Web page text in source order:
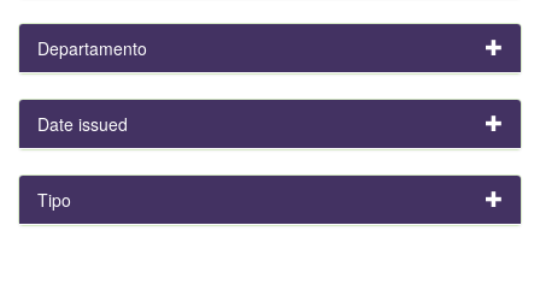
Departamento
Date issued
Tipo